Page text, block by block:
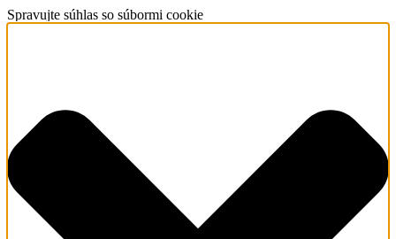
Spravujte súhlas so súbormi cookie